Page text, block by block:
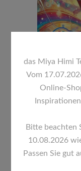
13
IN
das Miya Himi
Vom
Online-
Bitte beachten
10.08.2026
Passen Sie gut